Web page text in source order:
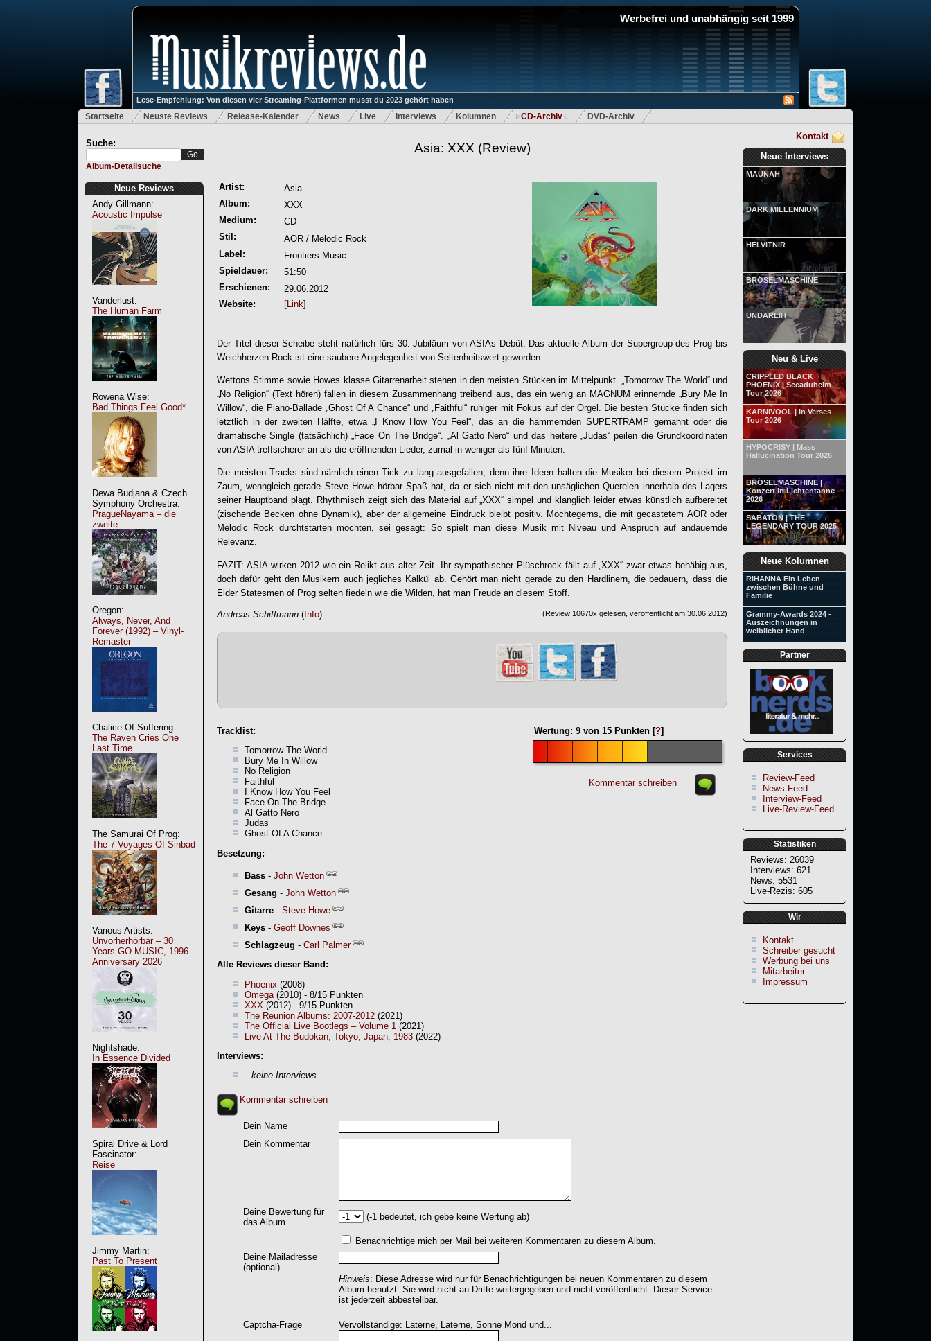
Werbefrei und unabhängig seit 1999
Lese-Empfehlung: Von diesen vier Streaming-Plattformen musst du 2023 gehört haben
Startseite Neuste Reviews Release-Kalender News Live Interviews Kolumnen CD-Archiv DVD-Archiv
Suche:
Album-Detailsuche
Neue Reviews
Andy Gillmann:
Acoustic Impulse
Vanderlust:
The Human Farm
Rowena Wise:
Bad Things Feel Good*
Dewa Budjana & Czech
Symphony Orchestra:
PragueNayama – die
zweite
Oregon:
Always, Never, And
Forever (1992) – Vinyl-
Remaster
Chalice Of Suffering:
The Raven Cries One
Last Time
The Samurai Of Prog:
The 7 Voyages Of Sinbad
Various Artists:
Unvorherhörbar – 30
Years GO MUSIC, 1996
Anniversary 2026
Nightshade:
In Essence Divided
Spiral Drive & Lord
Fascinator:
Reise
Jimmy Martin:
Past To Present
Kontakt
Neue Interviews
MAUNAH
DARK MILLENNIUM
HELVITNIR
BRÖSELMASCHINE
UNDARLIH
Neu & Live
CRIPPLED BLACK
PHOENIX | Sceaduhelm
Tour 2026
KARNIVOOL | In Verses
Tour 2026
HYPOCRISY | Mass
Hallucination Tour 2026
BRÖSELMASCHINE |
Konzert in Lichtentanne
2026
SABATON | THE
LEGENDARY TOUR 2025
Neue Kolumnen
RIHANNA Ein Leben
zwischen Bühne und
Familie
Grammy-Awards 2024 -
Auszeichnungen in
weiblicher Hand
Partner
Services
Review-Feed
News-Feed
Interview-Feed
Live-Review-Feed
Statistiken
Reviews: 26039
Interviews: 621
News: 5531
Live-Rezis: 605
Wir
Kontakt
Schreiber gesucht
Werbung bei uns
Mitarbeiter
Impressum
Asia: XXX (Review)
Artist:
Asia
Album:
XXX
Medium:
CD
Stil:
AOR / Melodic Rock
Label:
Frontiers Music
Spieldauer:
51:50
Erschienen:
29.06.2012
Website:
[Link]
Der Titel dieser Scheibe steht natürlich fürs 30. Jubiläum von ASIAs Debüt. Das aktuelle Album der Supergroup des Prog bis
Weichherzen-Rock ist eine saubere Angelegenheit von Seltenheitswert geworden.
Wettons Stimme sowie Howes klasse Gitarrenarbeit stehen in den meisten Stücken im Mittelpunkt. „Tomorrow The World“ und
„No Religion“ (Text hören) fallen in diesem Zusammenhang treibend aus, das ein wenig an MAGNUM erinnernde „Bury Me In
Willow“, die Piano-Ballade „Ghost Of A Chance“ und „Faithful“ ruhiger mit Fokus auf der Orgel. Die besten Stücke finden sich
letztlich in der zweiten Hälfte, etwa „I Know How You Feel“, das an die hämmernden SUPERTRAMP gemahnt oder die
dramatische Single (tatsächlich) „Face On The Bridge“. „Al Gatto Nero“ und das heitere „Judas“ peilen die Grundkoordinaten
von ASIA treffsicherer an als die eröffnenden Lieder, zumal in weniger als fünf Minuten.
Die meisten Tracks sind nämlich einen Tick zu lang ausgefallen, denn ihre Ideen halten die Musiker bei diesem Projekt im
Zaum, wenngleich gerade Steve Howe hörbar Spaß hat, da er sich nicht mit den unsäglichen Querelen innerhalb des Lagers
seiner Hauptband plagt. Rhythmisch zeigt sich das Material auf „XXX“ simpel und klanglich leider etwas künstlich aufbereitet
(zischende Becken ohne Dynamik), aber der allgemeine Eindruck bleibt positiv. Möchtegerns, die mit gecastetem AOR oder
Melodic Rock durchtstarten möchten, sei gesagt: So spielt man diese Musik mit Niveau und Anspruch auf andauernde
Relevanz.
FAZIT: ASIA wirken 2012 wie ein Relikt aus alter Zeit. Ihr sympathischer Plüschrock fällt auf „XXX“ zwar etwas behäbig aus,
doch dafür geht den Musikern auch jegliches Kalkül ab. Gehört man nicht gerade zu den Hardlinern, die bedauern, dass die
Elder Statesmen of Prog selten fiedeln wie die Wilden, hat man Freude an diesem Stoff.
Andreas Schiffmann ( Info) (Review 10670x gelesen, veröffentlicht am 30.06.2012)
Wertung: 9 von 15 Punkten [?]
Kommentar schreiben
Tracklist:
Tomorrow The World
Bury Me In Willow
No Religion
Faithful
I Know How You Feel
Face On The Bridge
Al Gatto Nero
Judas
Ghost Of A Chance
Besetzung:
Bass - John Wetton
Gesang - John Wetton
Gitarre - Steve Howe
Keys - Geoff Downes
Schlagzeug - Carl Palmer
Alle Reviews dieser Band:
Phoenix (2008)
Omega (2010) - 8/15 Punkten
XXX (2012) - 9/15 Punkten
The Reunion Albums: 2007-2012 (2021)
The Official Live Bootlegs – Volume 1 (2021)
Live At The Budokan, Tokyo, Japan, 1983 (2022)
Interviews:
keine Interviews
Kommentar schreiben
Dein Name
Dein Kommentar
Deine Bewertung für
das Album
(-1 bedeutet, ich gebe keine Wertung ab)
Benachrichtige mich per Mail bei weiteren Kommentaren zu diesem Album.
Deine Mailadresse
(optional)
Hinweis: Diese Adresse wird nur für Benachrichtigungen bei neuen Kommentaren zu diesem
Album benutzt. Sie wird nicht an Dritte weitergegeben und nicht veröffentlicht. Dieser Service
ist jederzeit abbestellbar.
Captcha-Frage Vervollständige: Laterne, Laterne, Sonne Mond und...